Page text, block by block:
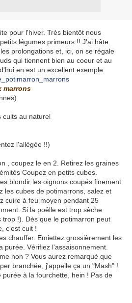
pour l'hiver. Très bientôt nous
légumes primeurs !! J'ai hâte.
prolongations et, ici, on se régale
qui tiennent bien au coeur et au
en est un excellent exemple.
marrons
cuits au naturel
l'allégée !!)
, coupez le en 2. Retirez les graines
Coupez en petits cubes.
blondir les oignons coupés finement
les cubes de potimarrons, salez et
cuire à feu moyen pendant 25
Si la poêlle est trop sèche
!). Dès que le potimarron peut
c'est cuit !
chauffer. Emiettez grossièrement les
purée. Vérifiez l'assaisonnement.
non ? Vous aurez remarqué que
branchée, j'appelle ça un "Mash" !
à la fourchette, hein ! Pas de